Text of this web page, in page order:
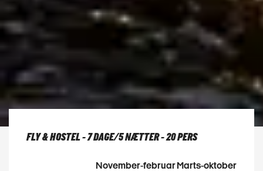
FLY & HOSTEL - 7 DAGE/5 NÆTTER - 20 PERS
November-februarMarts-oktober